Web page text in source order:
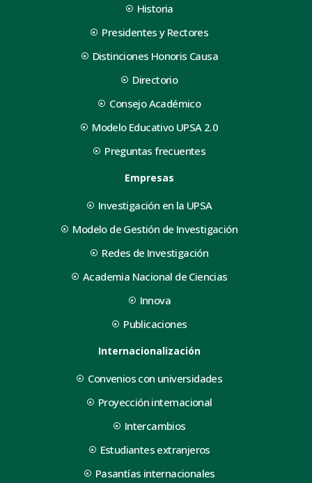
Historia
Presidentes y Rectores
Distinciones Honoris Causa
Directorio
Consejo Académico
Modelo Educativo UPSA 2.0
Preguntas frecuentes
Empresas
Investigación en la UPSA
Modelo de Gestión de Investigación
Redes de Investigación
Academia Nacional de Ciencias
Innova
Publicaciones
Internacionalización
Convenios con universidades
Proyección internacional
Intercambios
Estudiantes extranjeros
Pasantías internacionales